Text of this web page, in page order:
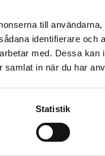
till
identifierare och
med. Dessa kan
in när du har
Statistik